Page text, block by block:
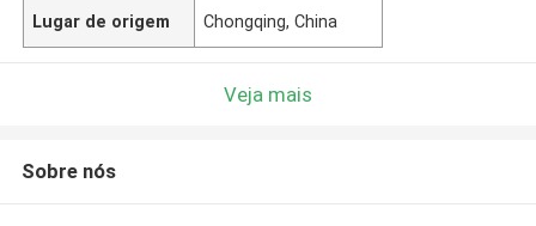
Lugar de origem Chongqing, China
Veja mais
Sobre nós